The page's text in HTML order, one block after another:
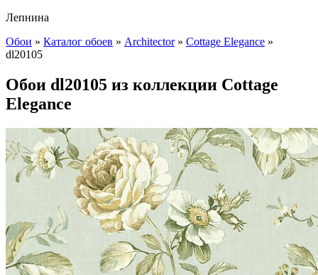
Лепнина
Обои » Каталог обоев » Architector» Cottage Elegance »
dl20105
Обои dl20105 из коллекции Cottage
Elegance